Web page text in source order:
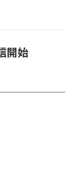
開始